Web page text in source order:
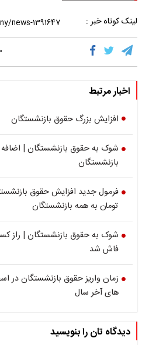
لینک کوتاه خبر :
۰
اخبار مرتبط
افزایش بزرگ حقوق بازنشستگان
شوک به حقوق بازنشستگان |
بازنشستگان
تومان به همه بازنشستگان
فاش شد
زمان واریز حقوق بازنشستگان در
های آخر سال
دیدگاه تان را بنویسید